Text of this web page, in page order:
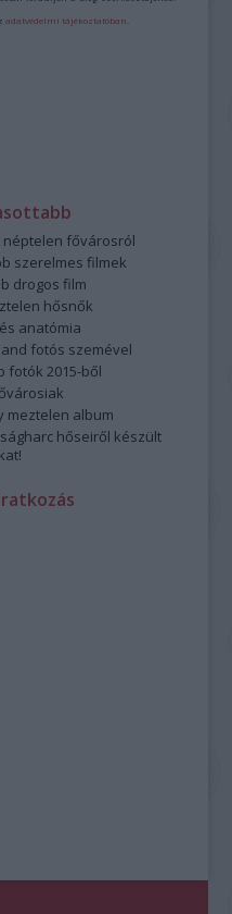
adatvédelmi tájékoztatóban
fővárosról
szerelmes filmek
drogos film
hősnők
anatómia
fotós szemével
fotók 2015-ből
meztelen album
hőseiről készült